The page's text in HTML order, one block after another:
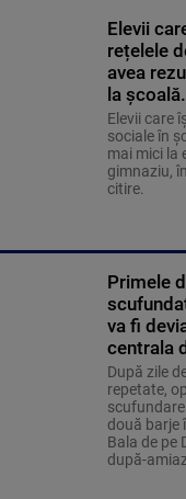
Elevii
rețelele
avea
la
Elevii care
sociale în
mai mici la
gimnaziu,
citire.
Primele
va fi
centrala
După zile
repetate,
două barje
Bala de pe
după-